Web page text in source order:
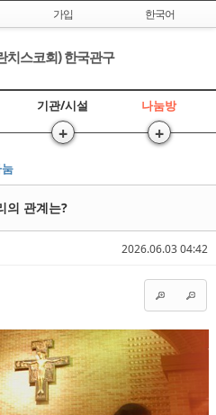
content 가입 한국어
치스코회) 한국관구
기관/시설
+
나눔방
+
2026.06.03 04:42
의 관계는?치북5
치북5
치북5
치북5